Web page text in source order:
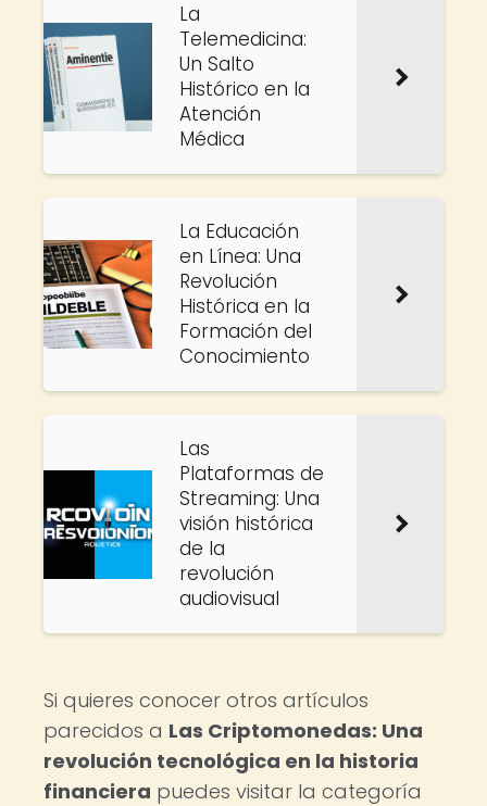
La
Telemedicina:
Un Salto
Histórico en la
Atención
Médica
La Educación
en Línea: Una
Revolución
Histórica en la
Formación del
Conocimiento
Las
Plataformas de
Streaming: Una
visión histórica
de la
revolución
audiovisual
Si quieres conocer otros artículos
parecidos a Las Criptomonedas: Una
revolución tecnológica en la historia
financiera puedes visitar la categoría